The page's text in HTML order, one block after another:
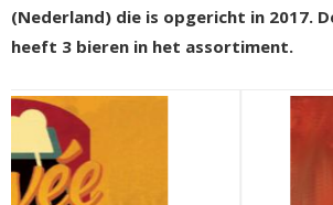
(Nederland) die is opgericht in 2017.
heeft 3 bieren in het assortiment.